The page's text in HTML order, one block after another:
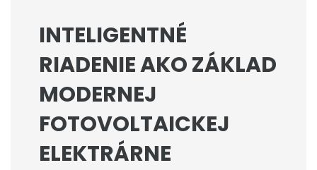
INTELIGENTNÉ
RIADENIE AKO ZÁKLAD
MODERNEJ
FOTOVOLTAICKEJ
ELEKTRÁRNE